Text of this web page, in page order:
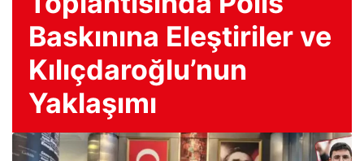
Baskınına Eleştiriler ve
Kılıçdaroğlu’nun
Yaklaşımı